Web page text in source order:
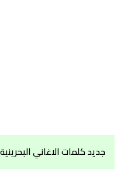
جديد كلمات الاغاني البحرينية 2026